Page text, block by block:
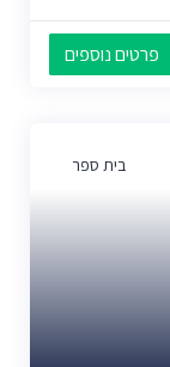
פרטים נוספים
בית ספר